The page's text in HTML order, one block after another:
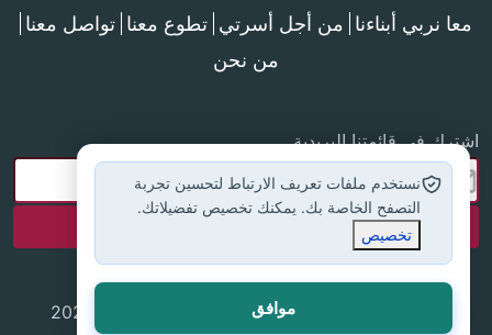
معا نربي أبناءنا من أجل أسرتي تطوع معنا تواصل معنا
من نحن
اشترك في قائمتنا البريدية
جميع الحقوق محفوظة لموقع إسلام أون لاين © 2025
نستخدم ملفات تعريف الارتباط لتحسين تجربة
التصفح الخاصة بك. يمكنك تخصيص تفضيلاتك.
تخصيص
موافق